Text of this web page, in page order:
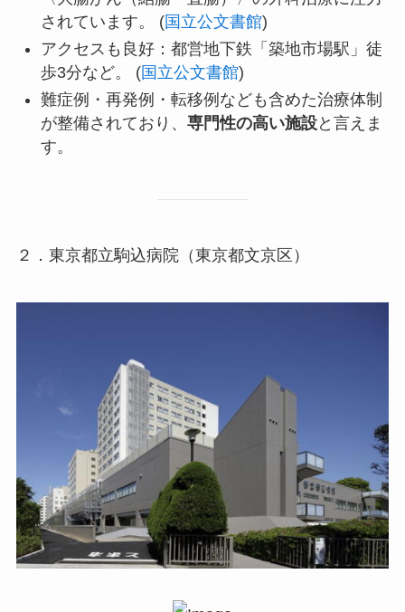
されています。 (国立公文書館)
アクセスも良好：都営地下鉄「築地市場駅」徒
歩3分など。 (国立公文書館)
難症例・再発例・転移例なども含めた治療体制
が整備されており、 専門性の高い施設と言えま
す。
２．東京都立駒込病院（東京都文京区）